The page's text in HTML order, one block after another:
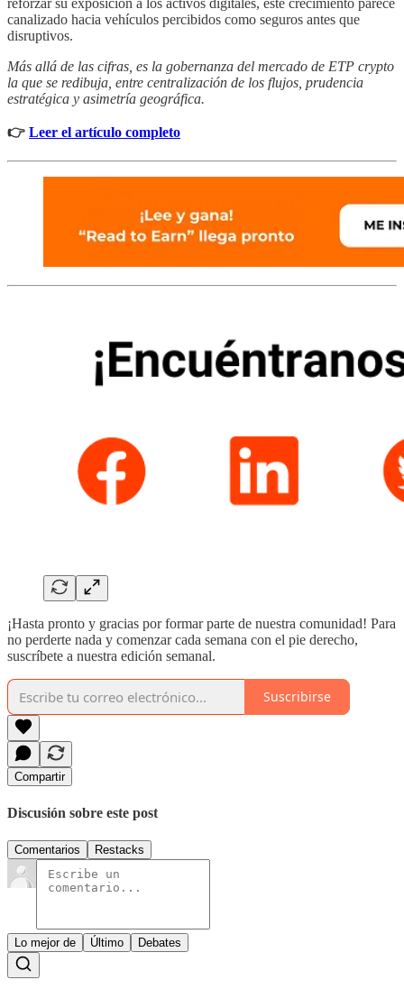
canalizado hacia vehículos percibidos como seguros antes que
disruptivos.
Más allá de las cifras, es la gobernanza del mercado de ETP crypto
la que se redibuja, entre centralización de los flujos, prudencia
estratégica y asimetría geográfica.
👉 Leer el artículo completo
¡Hasta pronto y gracias por formar parte de nuestra comunidad! Para
no perderte nada y comenzar cada semana con el pie derecho,
suscríbete a nuestra edición semanal.
Suscribirse
Compartir
Discusión sobre este post
Comentarios Restacks
Lo mejor de Último Debates